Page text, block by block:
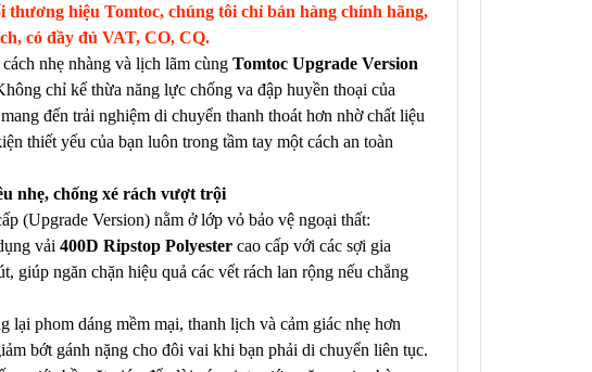
hiệu Tomtoc, chúng tôi chỉ bán hàng chính hãng,
có đầy đủ VAT, CO, CQ.
nhẹ nhàng và lịch lãm cùng Tomtoc Upgrade Version
chỉ kế thừa năng lực chống va đập huyền thoại của
đến trải nghiệm di chuyển thanh thoát hơn nhờ chất liệu
thiết yếu của bạn luôn trong tầm tay một cách an toàn
nhẹ, chống xé rách vượt trội
(Upgrade Version) nằm ở lớp vỏ bảo vệ ngoại thất:
vải 400D Ripstop Polyester cao cấp với các sợi gia
giúp ngăn chặn hiệu quả các vết rách lan rộng nếu chẳng
lại phom dáng mềm mại, thanh lịch và cảm giác nhẹ hơn
bớt gánh nặng cho đôi vai khi bạn phải di chuyển liên tục.